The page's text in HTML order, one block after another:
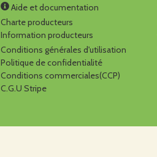
Aide et documentation
Charte producteurs
Information producteurs
Conditions générales d'utilisation
Politique de confidentialité
Conditions commerciales(CCP)
C.G.U Stripe